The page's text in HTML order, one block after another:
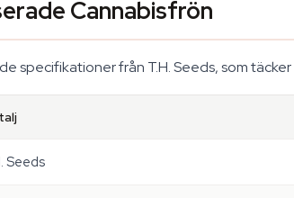
Cannabisfrön
specifikationer från T.H. Seeds, som
Seeds